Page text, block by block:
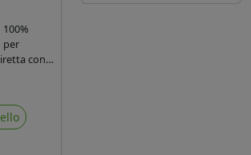
per
con
latex e